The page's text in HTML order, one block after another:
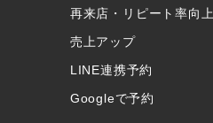
再来店・リピート率向上
売上アップ
LINE連携予約
Googleで予約